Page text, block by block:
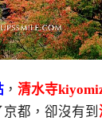
， 清水寺
都，卻沒有到